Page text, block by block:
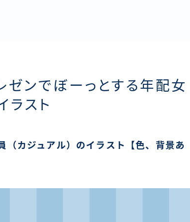
ゼンでぼーっとする年配女
ラスト
（カジュアル）のイラスト【色、背景あ